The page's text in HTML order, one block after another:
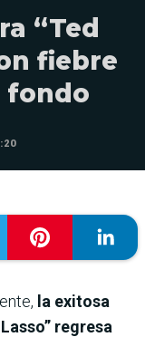
“Ted
fiebre
fondo
la exitosa
regresa